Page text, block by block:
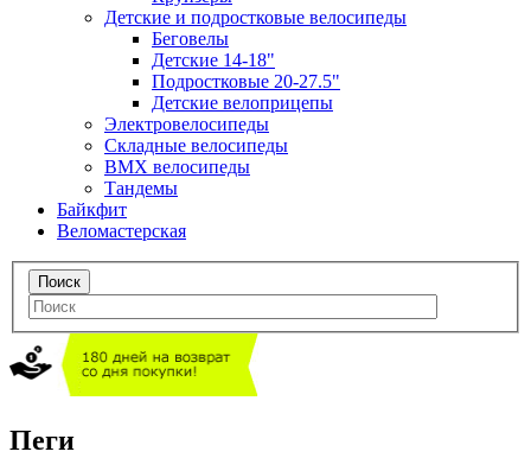
Детские и подростковые велосипеды
Беговелы
Детские 14-18"
Подростковые 20-27.5"
Детские велоприцепы
Электровелосипеды
Складные велосипеды
BMX велосипеды
Тандемы
Байкфит
Веломастерская
Пеги